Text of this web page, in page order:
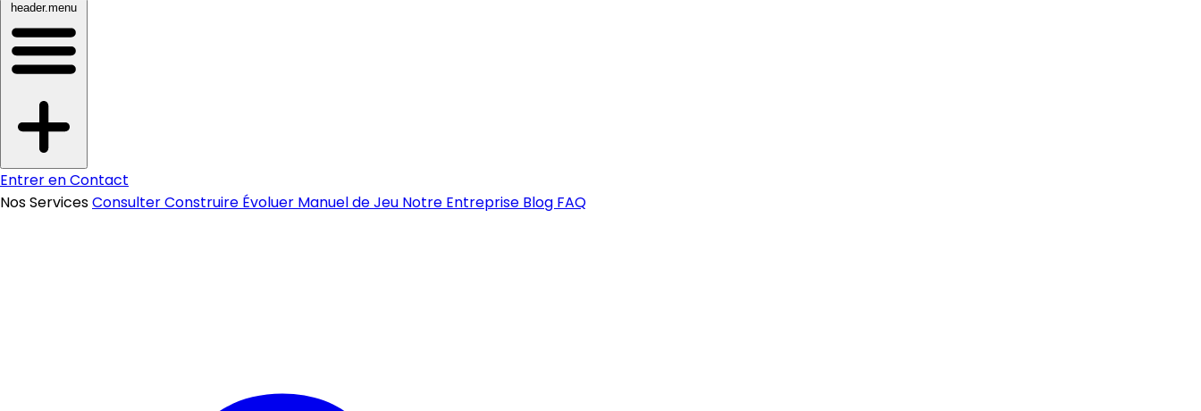
header.menu
Entrer en Contact
Nos ServicesConsulterConstruire Évoluer Manuel de Jeu Notre Entreprise Blog FAQ